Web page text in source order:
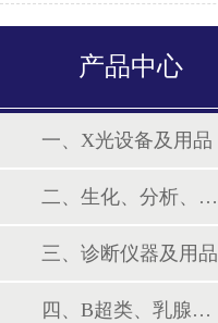
产品中心
一、X光设备及用品
二、生化、分析、实验综合类
三、诊断仪器及用品
四、B超类、乳腺诊断设备